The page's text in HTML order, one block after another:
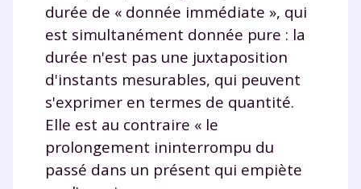
durée de « donnée immédiate », qui
est simultanément donnée pure : la
durée n'est pas une juxtaposition
d'instants mesurables, qui peuvent
s'exprimer en termes de quantité.
Elle est au contraire « le
prolongement ininterrompu du
passé dans un présent qui empiète